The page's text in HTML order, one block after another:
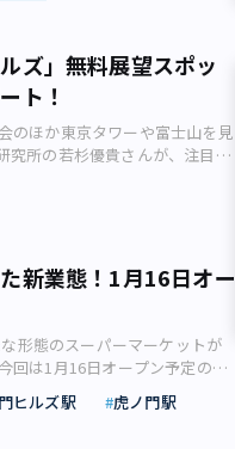
ズ」無料展望スポッ
ト！
のほか東京タワーや富士山を見
究所の若杉優貴さんが、注目の
展望スポット」についてもあわ
の展望施設が！ 昨年（2023
施設」が設けられています。
展望施設にはどうやって行
政省本庁舎（近年は麻布郵
の総事業費は約5,800億円。ま
開催されたクリスマスマーケ
います。 麻布台ヒルズは高さ
棟「麻布台ヒルズ森JPタワ
スA／B棟」（タワーマンショ
新業態！1月16日オー
形態のスーパーマーケットが
回は1月16日オープン予定の複
んがご紹介します。 昨今、発
の中心とも言える虎ノ門ヒル
「cask（カスク）」が2024年
ヒルズ駅
虎ノ門駅